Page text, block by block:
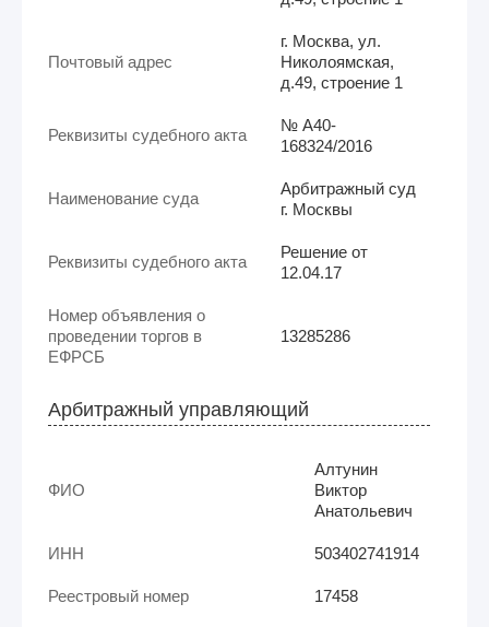
Почтовый адрес
г. Москва, ул.
Николоямская,
д.49, строение 1
Реквизиты судебного акта
№ А40-
168324/2016
Наименование суда
Арбитражный суд
г. Москвы
Реквизиты судебного акта
Решение от
12.04.17
Номер объявления о
проведении торгов в
ЕФРСБ
13285286
Арбитражный управляющий
ФИО
Алтунин
Виктор
Анатольевич
ИНН 503402741914
Реестровый номер 17458